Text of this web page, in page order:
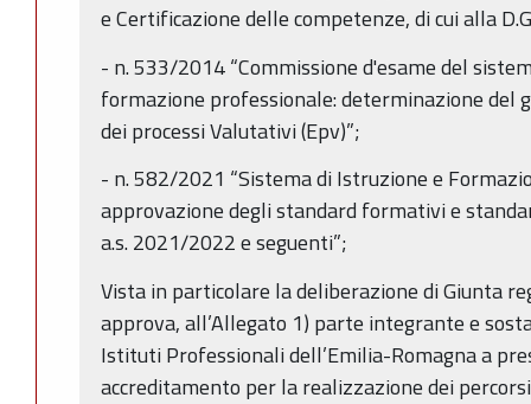
e Certificazione delle competenze, di cui alla
- n. 533/2014 “Commissione d'esame del
formazione professionale: determinazione del
dei processi Valutativi (Epv)”;
- n. 582/2021 “Sistema di Istruzione e
approvazione degli standard formativi e
a.s. 2021/2022 e seguenti”;
Vista in particolare la deliberazione di Giunta
approva, all’Allegato 1) parte integrante e
Istituti Professionali dell’Emilia-Romagna a
accreditamento per la realizzazione dei